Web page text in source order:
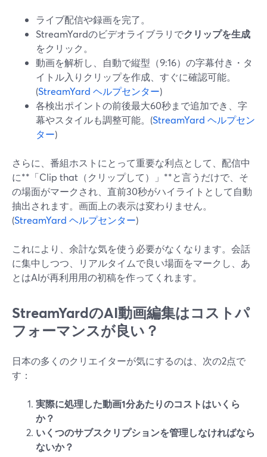
ライブ配信や録画を完了。
StreamYardのビデオライブラリでクリップを生成
をクリック。
動画を解析し、自動で縦型（9:16）の字幕付き・タ
イトル入りクリップを作成、すぐに確認可能。
(StreamYard ヘルプセンター)
各検出ポイントの前後最大60秒まで追加でき、字
幕やスタイルも調整可能。(StreamYard ヘルプセン
ター)
さらに、番組ホストにとって重要な利点として、配信中
に**「Clip that（クリップして）」**と言うだけで、そ
の場面がマークされ、直前30秒がハイライトとして自動
抽出されます。画面上の表示は変わりません。
(StreamYard ヘルプセンター)
これにより、余計な気を使う必要がなくなります。会話
に集中しつつ、リアルタイムで良い場面をマークし、あ
とはAIが再利用用の初稿を作ってくれます。
StreamYardのAI動画編集はコストパ
フォーマンスが良い？
日本の多くのクリエイターが気にするのは、次の2点で
す：
実際に処理した動画1分あたりのコストはいくら
か？
いくつのサブスクリプションを管理しなければなら
ないか？